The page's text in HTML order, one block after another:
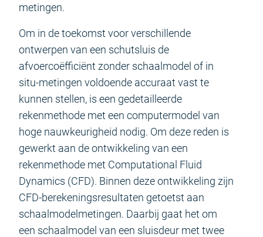
metingen.
Om in de toekomst voor verschillende
ontwerpen van een schutsluis de
afvoercoëfficiënt zonder schaalmodel of in
situ-metingen voldoende accuraat vast te
kunnen stellen, is een gedetailleerde
rekenmethode met een computermodel van
hoge nauwkeurigheid nodig. Om deze reden is
gewerkt aan de ontwikkeling van een
rekenmethode met Computational Fluid
Dynamics (CFD). Binnen deze ontwikkeling zijn
CFD-berekeningsresultaten getoetst aan
schaalmodelmetingen. Daarbij gaat het om
een schaalmodel van een sluisdeur met twee